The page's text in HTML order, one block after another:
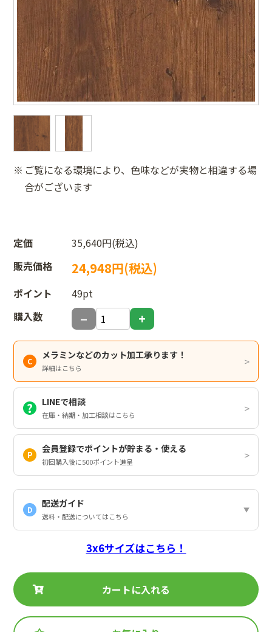
ご覧になる環境により、色味などが実物と相違する場
合がございます
定価
35,640円(税込)
販売価格
24,948円(税込)
ポイント
49pt
購入数
メラミンなどのカット加工承ります！
詳細はこちら
LINEで相談
在庫・納期・加工相談はこちら
会員登録でポイントが貯まる・使える
初回購入後に500ポイント進呈
D
配送ガイド
送料・配送についてはこちら
3x6サイズはこちら！
カートに入れる